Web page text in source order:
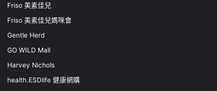
Friso 美素佳兒
Friso 美素佳兒媽咪會
Gentle Herd
GO WILD Mall
Harvey Nichols
health.ESDlife 健康網購